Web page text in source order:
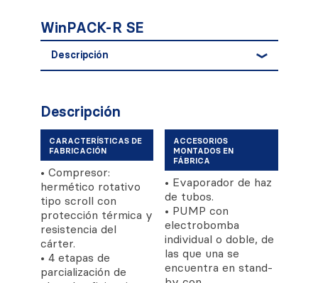
WinPACK-R SE
Descripción
Descripción
CARACTERÍSTICAS DE
FABRICACIÓN
• Compresor:
hermético rotativo
tipo scroll con
protección térmica y
resistencia del
cárter.
• 4 etapas de
parcialización de
ACCESORIOS
MONTADOS EN
FÁBRICA
• Evaporador de haz
de tubos.
• PUMP con
electrobomba
individual o doble, de
las que una se
encuentra en stand-